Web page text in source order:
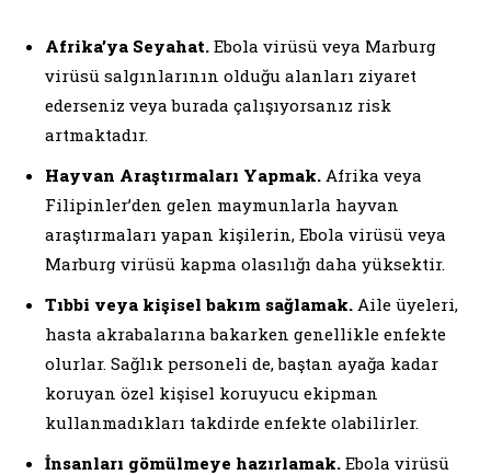
Afrika’ya Seyahat. Ebola virüsü veya Marburg
virüsü salgınlarının olduğu alanları ziyaret
ederseniz veya burada çalışıyorsanız risk
artmaktadır.
Hayvan Araştırmaları Yapmak. Afrika veya
Filipinler’den gelen maymunlarla hayvan
araştırmaları yapan kişilerin, Ebola virüsü veya
Marburg virüsü kapma olasılığı daha yüksektir.
Tıbbi veya kişisel bakım sağlamak. Aile üyeleri,
hasta akrabalarına bakarken genellikle enfekte
olurlar. Sağlık personeli de, baştan ayağa kadar
koruyan özel kişisel koruyucu ekipman
kullanmadıkları takdirde enfekte olabilirler.
İnsanları gömülmeye hazırlamak. Ebola virüsü